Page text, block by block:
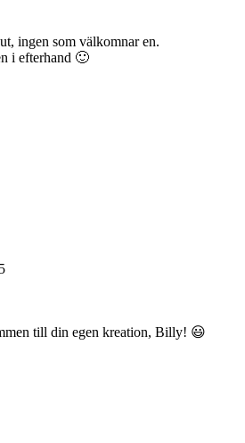
ingen som välkomnar en.
i efterhand 🙂
till din egen kreation, Billy! 😃